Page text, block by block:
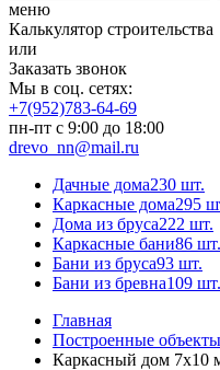
меню
Калькулятор строительства
или
Заказать звонок
Мы в соц. сетях:
+7(952)783-64-69
пн-пт с 9:00 до 18:00
drevo_nn@mail.ru
Дачные дома230 шт.
Каркасные дома295
Дома из бруса222 шт.
Каркасные бани86 шт.
Бани из бруса93 шт.
Бани из бревна109 шт.
Главная
Построенные объекты
Каркасный дом 7х10